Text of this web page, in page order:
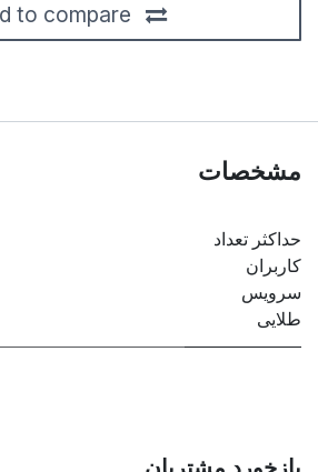
to compare
مشخصات
حداکثر تعداد
کاربران
سرویس
طلایی